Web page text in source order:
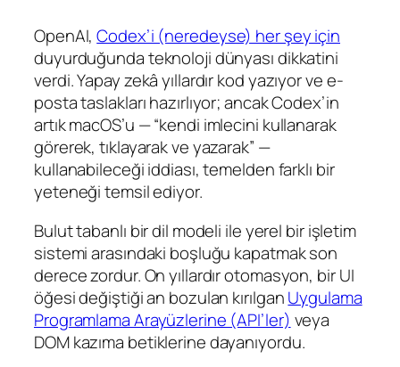
OpenAI,Codex’i (neredeyse) her şey için
duyurduğunda teknoloji dünyası dikkatini
verdi. Yapay zekâ yıllardır kod yazıyor ve e-
posta taslakları hazırlıyor; ancak Codex’in
artık macOS’u — “kendi imlecini kullanarak
görerek, tıklayarak ve yazarak” —
kullanabileceği iddiası, temelden farklı bir
yeteneği temsil ediyor.
Bulut tabanlı bir dil modeli ile yerel bir işletim
sistemi arasındaki boşluğu kapatmak son
derece zordur. On yıllardır otomasyon, bir UI
öğesi değiştiği an bozulan kırılganUygulama
Programlama Arayüzlerine (API’ler) veya
DOM kazıma betiklerine dayanıyordu.